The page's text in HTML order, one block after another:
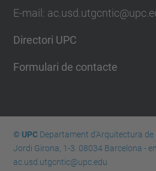
E-mail:
Directori UPC
Formulari de contacte
© UPCDepartament d'Arquitectura de
Jordi Girona, 1-3. 08034 Barcelona -
ac.usd.utgcntic@upc.edu